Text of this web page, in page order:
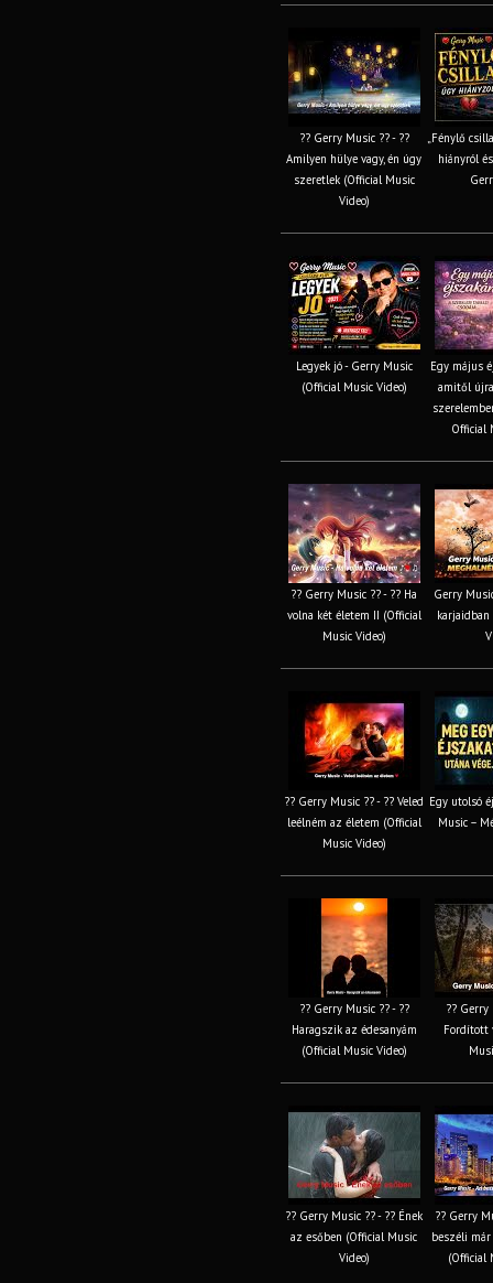
?? Gerry Music ?? - ??
Amilyen hülye vagy, én úgy
szeretlek (Official Music
Video)
„Fénylő
hiányról
Legyek jó - Gerry Music
(Official Music Video)
Egy május
amitől
Official
?? Gerry Music ?? - ?? Ha
volna két életem II (Official
Music Video)
Gerry
?? Gerry Music ?? - ?? Veled
leélném az életem (Official
Music Video)
Egy utolsó
Music –
?? Gerry Music ?? - ??
Haragszik az édesanyám
(Official Music Video)
?? Gerry
Fordított
?? Gerry Music ?? - ?? Ének
az esőben (Official Music
Video)
?? Gerry
beszéli
(Official